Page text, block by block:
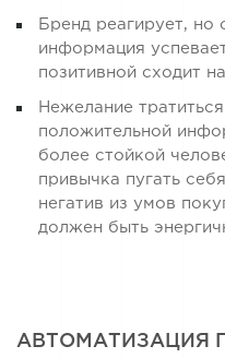
Бренд реагирует, но
информация
позитивной сходит
Нежелание
положительной
более стойкой
привычка пугать
негатив из умов
должен быть
АВТОМАТИЗАЦИЯ